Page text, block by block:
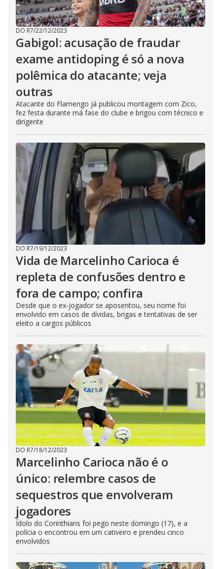
DO R7/22/12/2023
Gabigol: acusação de fraudar
exame antidoping é só a nova
polêmica do atacante; veja
outras
Atacante do Flamengo já publicou montagem com Zico,
fez festa durante má fase do clube e brigou com técnico e
dirigente
DO R7/19/12/2023
Vida de Marcelinho Carioca é
repleta de confusões dentro e
fora de campo; confira
Desde que o ex-jogador se aposentou, seu nome foi
envolvido em casos de dívidas, brigas e tentativas de ser
eleito a cargos públicos
DO R7/18/12/2023
Marcelinho Carioca não é o
único: relembre casos de
sequestros que envolveram
jogadores
Ídolo do Corinthians foi pego neste domingo (17), e a
polícia o encontrou em um cativeiro e prendeu cinco
envolvidos